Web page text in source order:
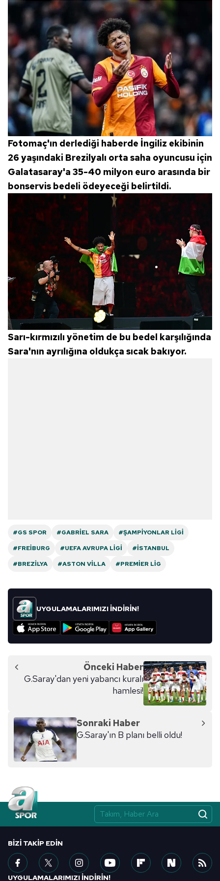
Fotomaç'ın derlediği haberde İngiliz ekibinin
26 yaşındaki Brezilyalı orta saha oyuncusu için
Galatasaray'a 35-40 milyon euro arasında bir
bonservis bedeli ödeyeceği belirtildi.
Sarı-kırmızılı yönetim de bu bedel karşılığında
Sara'nın ayrılığına oldukça sıcak bakıyor.
#GS SPOR #GABRIEL SARA
#ŞAMPIYONLAR LIGI
#FREIBURG
#UEFA AVRUPA LIGI
#İSTANBUL
#BREZILYA
#ASTON VILLA #PREMIER LIG
UYGULAMALARIMIZI İNDİRİN!
Önceki Haber
G.Saray'dan yeni yabancı kuralı
hamlesi!
Sonraki Haber
G.Saray'ın B planı belli oldu!
BIZI TAKIP EDIN
UYGULAMALARIMIZI İNDİRİN!